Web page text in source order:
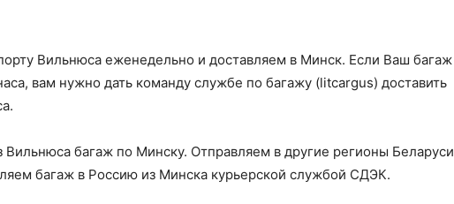
Вильнюса еженедельно и доставляем в Минск. Если Ваш багаж
вам нужно дать команду службе по багажу (litcargus) доставить
багаж по Минску. Отправляем в другие регионы Беларуси
багаж в Россию из Минска курьерской службой СДЭК.